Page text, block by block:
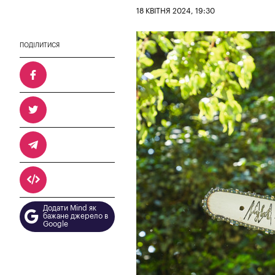
18 КВІТНЯ 2024, 19:30
ПОДІЛИТИСЯ
Додати Mind як
бажане джерело в
Google